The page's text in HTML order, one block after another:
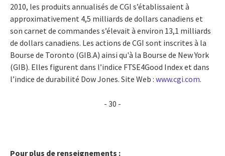
2010, les produits annualisés de CGI s’établissaient à
approximativement 4,5 milliards de dollars canadiens et
son carnet de commandes s’élevait à environ 13,1 milliards
de dollars canadiens. Les actions de CGI sont inscrites à la
Bourse de Toronto (GIB.A) ainsi qu'à la Bourse de New York
(GIB). Elles figurent dans l’indice FTSE4Good Index et dans
l’indice de durabilité Dow Jones. Site Web : www.cgi.com.
- 30 -
Pour plus de renseignements :